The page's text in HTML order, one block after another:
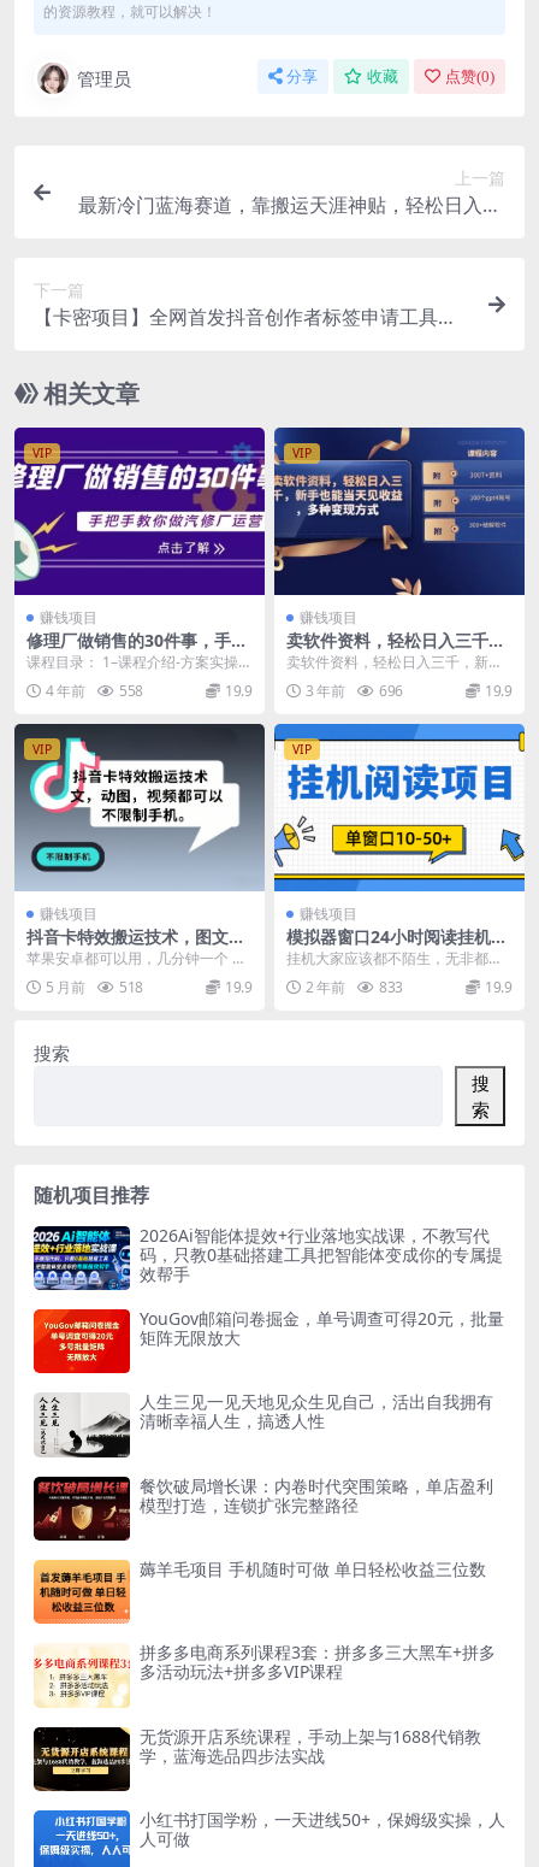
的资源教程，就可以解决！
管理员 分享 收藏 点赞(0)
上一篇
最新冷门蓝海赛道，靠搬运天涯神贴，轻松日入2K
下一篇
【卡密项目】全网首发抖音创作者标签申请工具，
相关文章
VIP
赚钱项目
修理厂做销售的30件事，手把
手教你做汽修厂运营
课程目录： 1–课程介绍-方案实操工
具.mp4 2–销售职能-流程简化.mp4
... 4 年前 558 19.9
VIP
赚钱项目
卖软件资料，轻松日入三千，
新手也能当天见收益，多种变
现方式，（附300+破解软件）
卖软件资料，轻松日入三千，新手
也能当天见收益，多种变现方式，
（附300T+资料，...
3 年前 696 19.9
VIP
赚钱项目
抖音卡特效搬运技术，图文，
动图，视频都可以，不限制手
苹果安卓都可以用，几分钟一个 资
源下载地址
5 月前 518 19.9
VIP
赚钱项目
模拟器窗口24小时阅读挂机，
单窗口10-50+，矩阵可放大
挂机大家应该都不陌生，无非都是
借助一些脚本软件实现无人看管24
小时自动运行而已，...
2 年前 833 19.9
搜索
搜
索
随机项目推荐
2026Ai智能体提效+行业落地实战课，不教写代
码，只教0基础搭建工具把智能体变成你的专属提
效帮手
YouGov邮箱问卷掘金，单号调查可得20元，批量
矩阵无限放大
人生三见一见天地见众生见自己，活出自我拥有
清晰幸福人生，搞透人性
餐饮破局增长课：内卷时代突围策略，单店盈利
模型打造，连锁扩张完整路径
薅羊毛项目 手机随时可做 单日轻松收益三位数
拼多多电商系列课程3套：拼多多三大黑车+拼多
多活动玩法+拼多多VIP课程
无货源开店系统课程，手动上架与1688代销教
学，蓝海选品四步法实战
小红书打国学粉，一天进线50+，保姆级实操，人
人可做